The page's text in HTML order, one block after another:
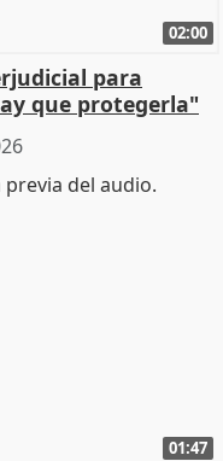
02:00
para
que protegerla"
01:47